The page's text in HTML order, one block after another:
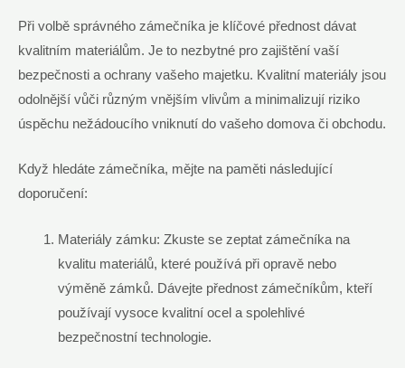
Při volbě správného zámečníka je klíčové ⁤přednost dávat
kvalitním materiálům. Je to nezbytné pro zajištění vaší
bezpečnosti a⁢ ochrany vašeho majetku. Kvalitní ​materiály⁣ jsou
odolnější vůči ⁢různým vnějším ⁤vlivům a ⁢minimalizují​ riziko
úspěchu nežádoucího vniknutí‍ do vašeho domova či obchodu.
Když hledáte zámečníka, mějte na paměti následující
⁣doporučení:
Materiály zámku: ‍Zkuste se zeptat zámečníka na
kvalitu materiálů, které používá při opravě nebo⁤
výměně zámků. Dávejte ⁢přednost zámečníkům, kteří
používají ‍vysoce kvalitní ocel a ‌spolehlivé
‍bezpečnostní technologie.